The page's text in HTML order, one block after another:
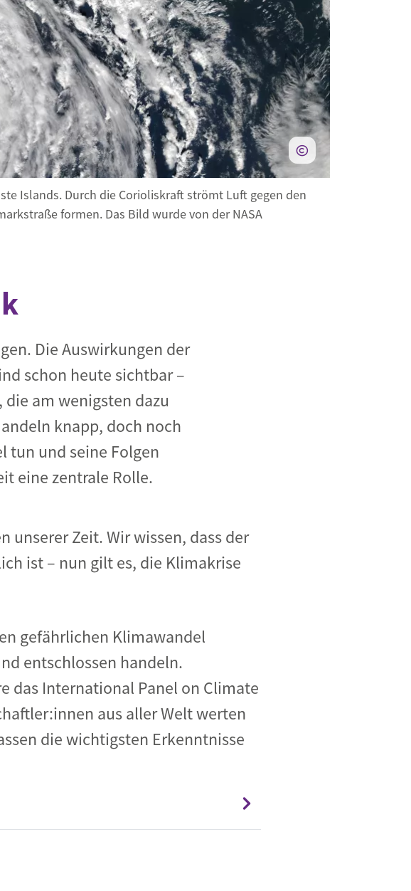
Islands. Durch die Corioliskraft strömt Luft gegen den
formen. Das Bild wurde von der NASA
Die Auswirkungen der
schon heute sichtbar –
am wenigsten dazu
knapp, doch noch
tun und seine Folgen
eine zentrale Rolle.
unserer Zeit. Wir wissen, dass der
ist – nun gilt es, die Klimakrise
gefährlichen Klimawandel
entschlossen handeln.
das International Panel on Climate
aus aller Welt werten
die wichtigsten Erkenntnisse